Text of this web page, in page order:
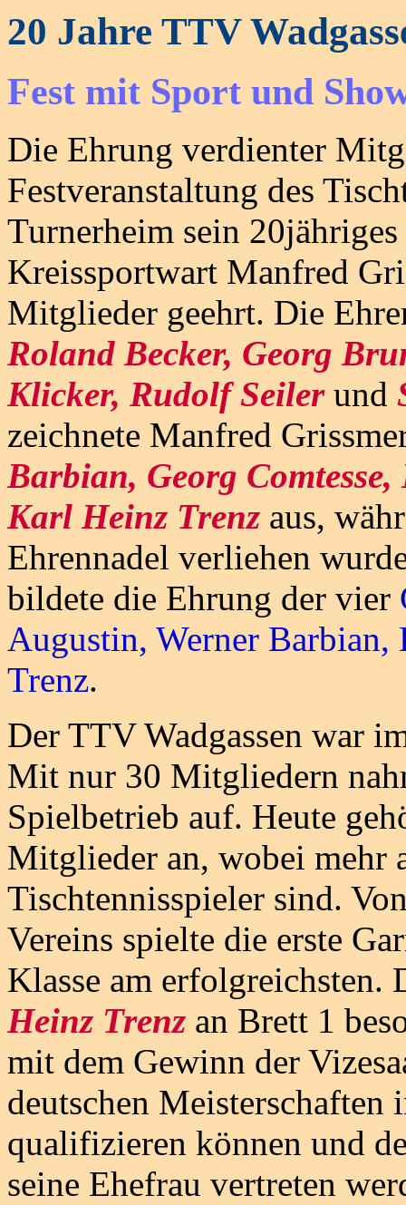
20 Jahre TTV
Fest mit Sport und
Die Ehrung verdienter
Festveranstaltung des
Turnerheim sein
Kreissportwart Manfred
Mitglieder geehrt. Die
Roland Becker, Georg
Klicker, Rudolf Seilerund
zeichnete Manfred
Barbian, Georg
Karl Heinz Trenz aus,
Ehrennadel verliehen
bildete die Ehrung der vier
Augustin, Werner Barbian,
Trenz.
Der TTV Wadgassen war
Mit nur 30 Mitgliedern
Spielbetrieb auf. Heute
Mitglieder an, wobei mehr
Tischtennisspieler sind.
Vereins spielte die erste
Klasse am
Heinz Trenz an Brett 1
mit dem Gewinn der
deutschen Meisterschaften
qualifizieren können und
seine Ehefrau vertreten